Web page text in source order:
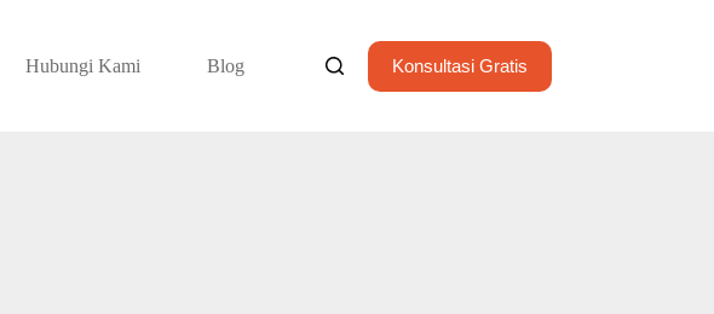
Hubungi Kami Blog Konsultasi Gratis